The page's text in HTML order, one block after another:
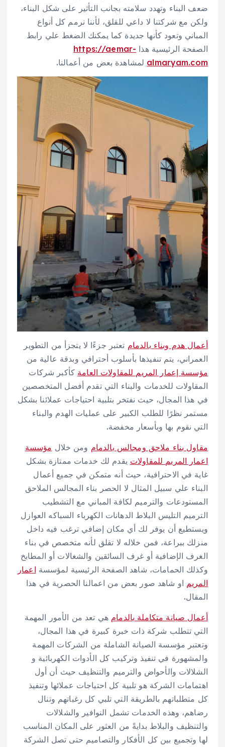
ضعف البناء وتهدد سلامته بجانب التأثير على شكل البناء،
ولكن مع شركتنا لا داعي للقلق، لأننا نرمم كل أنواع
المباني وتعود كأنها جديدة كما يمكنك الضغط علي رابط
الصفحة الرئيسية هذا https://aemar-
almaryam.com لمشاهدة بعض من أعمالنا.
أعمال هدم وبناء بالدمام تعتبر جزءًا لا يتجزأ من التطوير
العمراني، يتم تنفيذها بأسلوب أحترافي وبدقة عالية من
مؤسسة إعمار المريم للمقاولات العامة كأكبر شركات
المقاولات للخدمات والبناء التي تقدم أفضل المتخصصين
في هذا المجال، حيث نفتخر بتلبية احتياجات عملائنا بشكل
مستمر نظرًا للطلب الكبير على عمليات الهدم والبناء
التي نقوم بها وبأسعار مخفضة.
مقاول بناء ملاحق ومجالس بالدمام ومن خلال مؤسسة
اعمار المريم للمقاولات يقدم لك خدمات ممتازة بشكل
غاية في الاحترافية، حيث أنه متمكن في جميع أعمال
البناء علي سبيل المثال لا الحصر بناء المجالس الملاحق
المستودعات والترميم لكافة المباني مع التشطيب
الترميم التليس البلاط الدهانات الكهرباء السباكه العوازل
ويستطيع أن يوفر لك أي مكان إضافي ترغب فيه داخل
منزلك ببراعة، فمن خلاله لا تقلق لأنه متخصص في بناء
الغرف الإضافية أو غرف السائقين والشغالات أو المطابخ
وكذلك الحمامات، شاهد الصفحة الرئيسية لمؤسسة اعمار
المريم او شاهد صور بعض من اعمالنا الحصرية في هذا
المقال.
أعمال صيانة متكاملة بالدمام هي تعد من الأمور المهمة
التي تتطلب شركة ذات خبرة كبيرة في هذا المجال،
وتعتبر مؤسسة الصيانة الشاملة من الشركات المهمة
والمشهورة في تنفيذ وتركيب كل الأدوات الكهربائية و
الشلالات والأحواض والترميم والتنظيف حيث أن أول
اهتمامات الشركة هو تلبية كل احتياجات عملائها وتنفيذ
كل متطلباتهم بالطريقة التي تلبي كل رغباتهم وتنال
رضاهم، وهذه الخدمات تشمل النوافير والشلالات
والتنظيف والبلاط بدايةً من العثور على المكان المناسب
لها وتجميع بين كل الأفكار والتصاميم حتى تصل الشركة